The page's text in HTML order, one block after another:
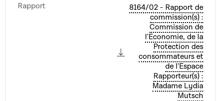
Rapport
8164/02 - Rapport de
commission(s) :
Commission de
l'Economie, de la
Protection des
consommateurs et
de l'Espace
Rapporteur(s) :
Madame Lydia
Mutsch